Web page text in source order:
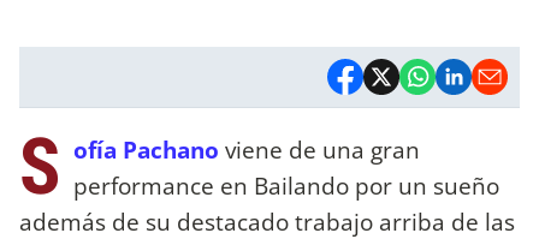
S ofía Pachano viene de una gran
performance en Bailando por un sueño
además de su destacado trabajo arriba de las